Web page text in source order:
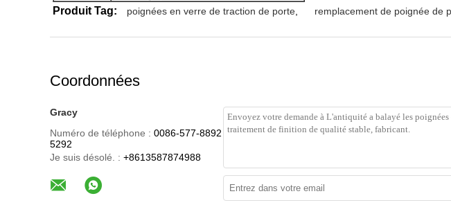
Produit Tag:
poignées en verre de traction de porte remplacement de poignée de
Coordonnées
Gracy
Numéro de téléphone : 0086-577-8892
5292
Je suis désolé. : +8613587874988